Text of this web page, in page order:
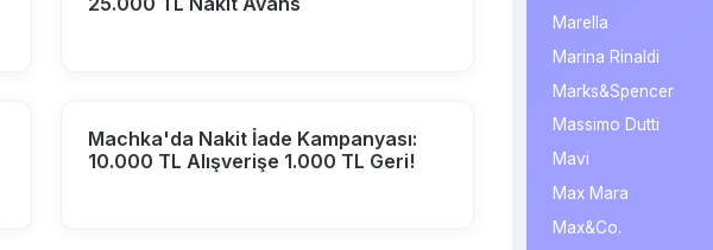
Machka'da Nakit İade Kampanyası:
10.000 TL Alışverişe 1.000 TL Geri!
Marella
Marina Rinaldi
Marks&Spencer
Massimo Dutti
Mavi
Max Mara
Max&Co.